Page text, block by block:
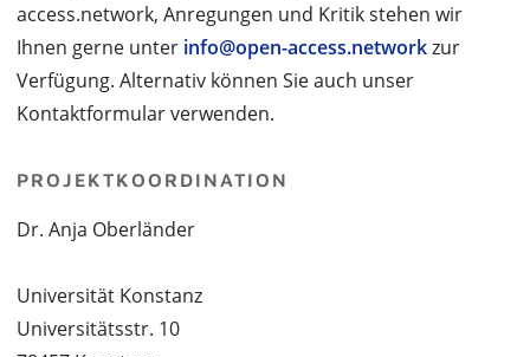
access.network, Anregungen und Kritik stehen wir
Ihnen gerne unter info@open-access.networkzur
Verfügung. Alternativ können Sie auch unser
Kontaktformular verwenden.
PROJEKTKOORDINATION
Dr. Anja Oberländer
Universität Konstanz
Universitätsstr. 10